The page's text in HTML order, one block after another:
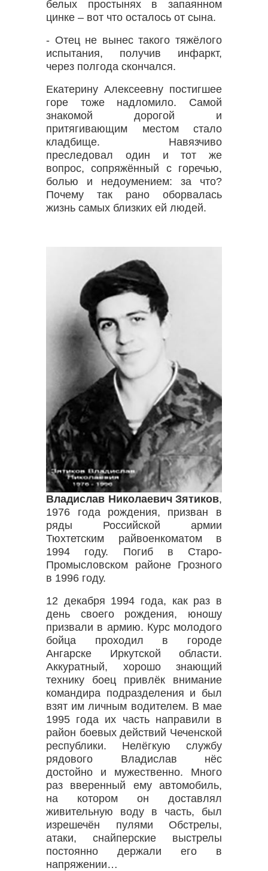
белых простынях в запаянном
цинке – вот что осталось от сына.
- Отец не вынес такого тяжёлого
испытания, получив инфаркт,
через полгода скончался.
Екатерину Алексеевну постигшее
горе тоже надломило. Самой
знакомой дорогой и
притягивающим местом стало
кладбище. Навязчиво
преследовал один и тот же
вопрос, сопряжённый с горечью,
болью и недоумением: за что?
Почему так рано оборвалась
жизнь самых близких ей людей.
Владислав Николаевич Зятиков,
1976 года рождения, призван в
ряды Российской армии
Тюхтетским райвоенкоматом в
1994 году. Погиб в Старо-
Промысловском районе Грозного
в 1996 году.
12 декабря 1994 года, как раз в
день своего рождения, юношу
призвали в армию. Курс молодого
бойца проходил в городе
Ангарске Иркутской области.
Аккуратный, хорошо знающий
технику боец привлёк внимание
командира подразделения и был
взят им личным водителем. В мае
1995 года их часть направили в
район боевых действий Чеченской
республики. Нелёгкую службу
рядового Владислав нёс
достойно и мужественно. Много
раз вверенный ему автомобиль,
на котором он доставлял
живительную воду в часть, был
изрешечён пулями Обстрелы,
атаки, снайперские выстрелы
постоянно держали его в
напряжении…